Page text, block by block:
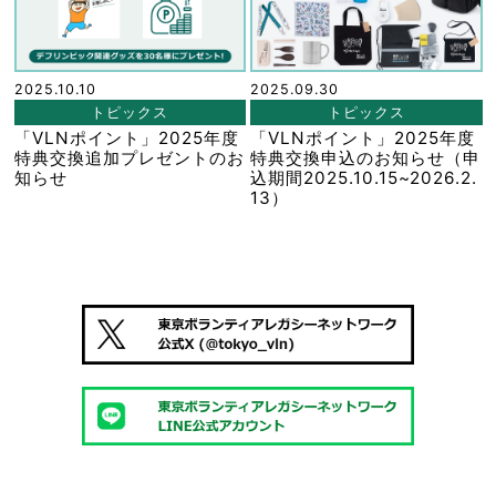
2025.10.10
トピックス
「VLNポイント」2025年度
特典交換追加プレゼントのお
知らせ
2025.09.30
トピックス
「VLNポイント」2025年度
特典交換申込のお知らせ（申
込期間2025.10.15~2026.2.
13）